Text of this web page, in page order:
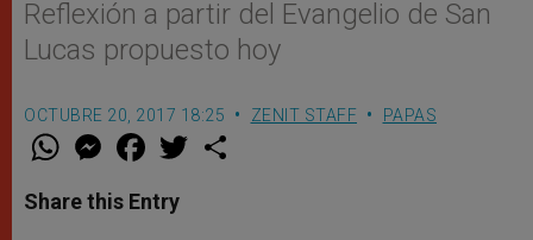
Reflexión a partir del Evangelio de San
Lucas propuesto hoy
OCTUBRE 20, 2017 18:25 ZENIT STAFF PAPAS
W
t
s
M
e
s
e
F
a
e
b
w
Share this Entry